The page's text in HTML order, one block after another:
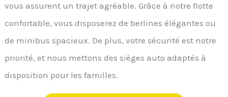
vous assurent un trajet agréable. Grâce à notre flotte
confortable, vous disposerez de berlines élégantes ou
de minibus spacieux. De plus, votre sécurité est notre
priorité, et nous mettons des sièges auto adaptés à
disposition pour les familles.